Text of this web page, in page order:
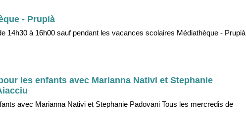
- Prupià
14h30 à 16h00 sauf pendant les vacances scolaires Médiathèque - Prupià
les enfants avec Marianna Nativi et Stephanie
avec Marianna Nativi et Stephanie Padovani Tous les mercredis de